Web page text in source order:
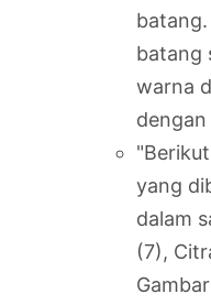
batang
warna
dengan
yang
dalam
(7),